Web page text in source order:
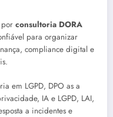
por consultoria DORA
para organizar
compliance digital e
em LGPD, DPO as a
IA e LGPD, LAI,
a incidentes e